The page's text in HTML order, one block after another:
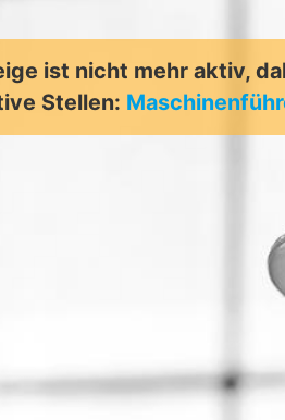
ist nicht mehr aktiv,
Stellen: